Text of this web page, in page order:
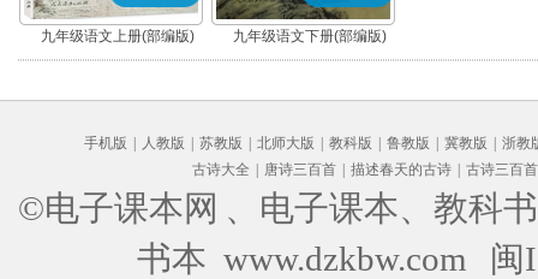
九年级语文上册(部编版) 九年级语文下册(部编版)
手机版 人教版 苏教版 北师大版 教科版 鲁教版 冀教版
浙教
古诗大全
唐诗三百首 描述春天的古诗 古诗三百首
©电子课本网 、电子课本、教科
书本 www.dzkbw.com
闽